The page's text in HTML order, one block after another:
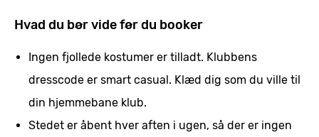
Hvad du bør vide før du booker
Ingen fjollede kostumer er tilladt. Klubbens
dresscode er smart casual. Klæd dig som du ville til
din hjemmebane klub.
Stedet er åbent hver aften i ugen, så der er ingen